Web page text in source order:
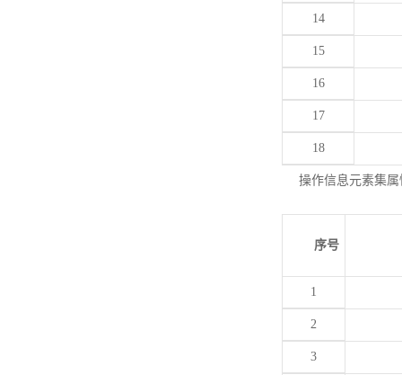
14
15
16
17
18
操作信息元素集
序号
1
2
3